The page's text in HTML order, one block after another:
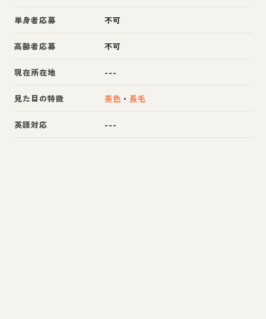
単身者応募 不可
高齢者応募 不可
現在所在地 ---
見た目の特徴 茶色 ・長毛
英語対応 ---